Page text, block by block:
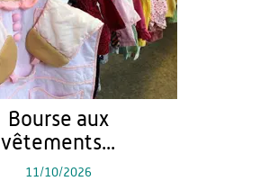
Bourse aux
vêtements...
11/10/2026